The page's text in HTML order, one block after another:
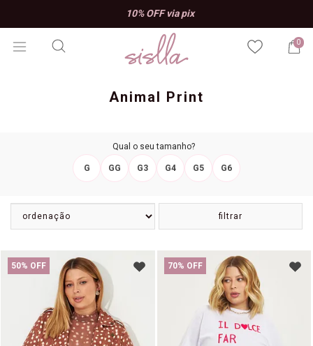
0
Animal Print
Qual o seu tamanho?
G GG G3 G4 G5 G6
filtrar
50% OFF 70% OFF